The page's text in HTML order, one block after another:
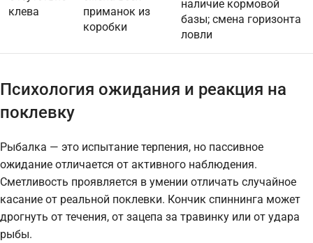
клева
приманок из
коробки
наличие кормовой
базы; смена горизонта
ловли
Психология ожидания и реакция на
поклевку
Рыбалка — это испытание терпения, но пассивное
ожидание отличается от активного наблюдения.
Сметливость проявляется в умении отличать случайное
касание от реальной поклевки. Кончик спиннинга может
дрогнуть от течения, от зацепа за травинку или от удара
рыбы.